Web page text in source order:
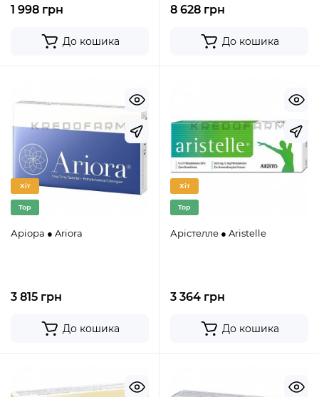
1 998 грн
До кошика
8 628 грн
До кошика
Хіт
Top
Аріора ● Ariora
3 815 грн
До кошика
Хіт
Top
Арістелле ● Aristelle
3 364 грн
До кошика